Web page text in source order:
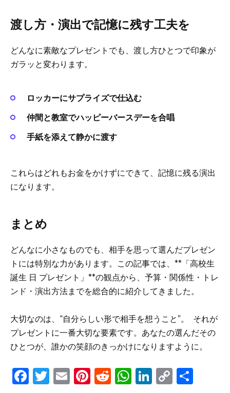
渡し方・演出で記憶に残す工夫を
どんなに素敵なプレゼントでも、渡し方ひとつで印象が
ガラッと変わります。
ロッカーにサプライズで仕込む
仲間と教室でハッピーバースデーを合唱
手紙を添えて静かに渡す
これらはどれもお金をかけずにできて、記憶に残る演出
になります。
まとめ
どんなに小さなものでも、相手を思って選んだプレゼン
トには特別な力があります。この記事では、**「高校生
誕生 日 プレゼント」**の観点から、予算・関係性・トレ
ンド・演出方法までを総合的に紹介してきました。
大切なのは、“自分らしい形で相手を想うこと”。 それが
プレゼントに一番大切な要素です。あなたの選んだその
ひとつが、誰かの笑顔のきっかけになりますように。
F
T
E
Pi R
W Li C